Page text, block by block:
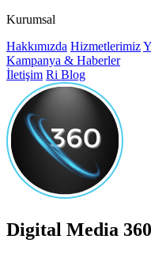
Kurumsal
Hakkımızda Hizmetlerimiz
Kampanya & Haberler
İletişim Ri Blog
Digital Media